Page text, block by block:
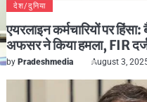
देश/दुनिया
एयरलाइन कर्मचारियों पर
अफसर ने किया हमला, FIR
by Pradeshmedia August 3,